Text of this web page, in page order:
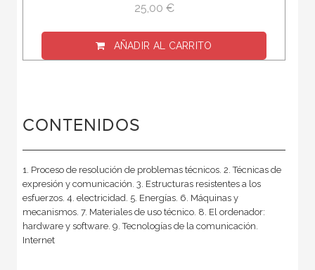
25,00 €
AÑADIR AL CARRITO
CONTENIDOS
1. Proceso de resolución de problemas técnicos. 2. Técnicas de
expresión y comunicación. 3. Estructuras resistentes a los
esfuerzos. 4. electricidad. 5. Energías. 6. Máquinas y
mecanismos. 7. Materiales de uso técnico. 8. El ordenador:
hardware y software. 9. Tecnologías de la comunicación.
Internet